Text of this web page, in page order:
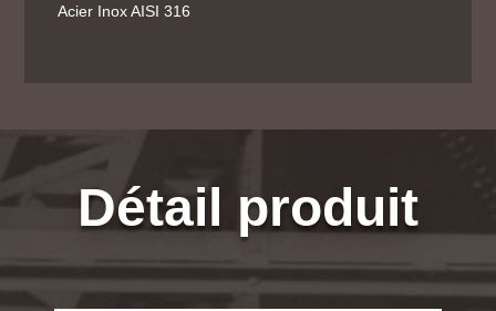
Acier Inox AISI 316
Détail produit